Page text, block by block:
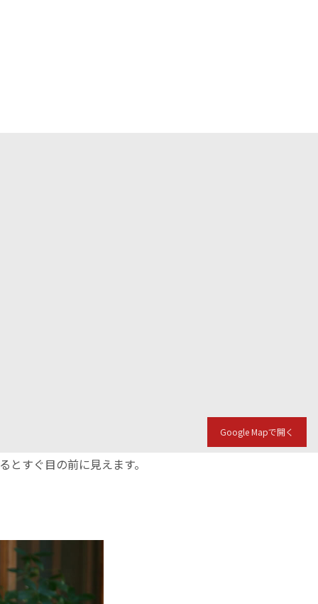
Google Mapで開く
すぐ目の前に見えます。